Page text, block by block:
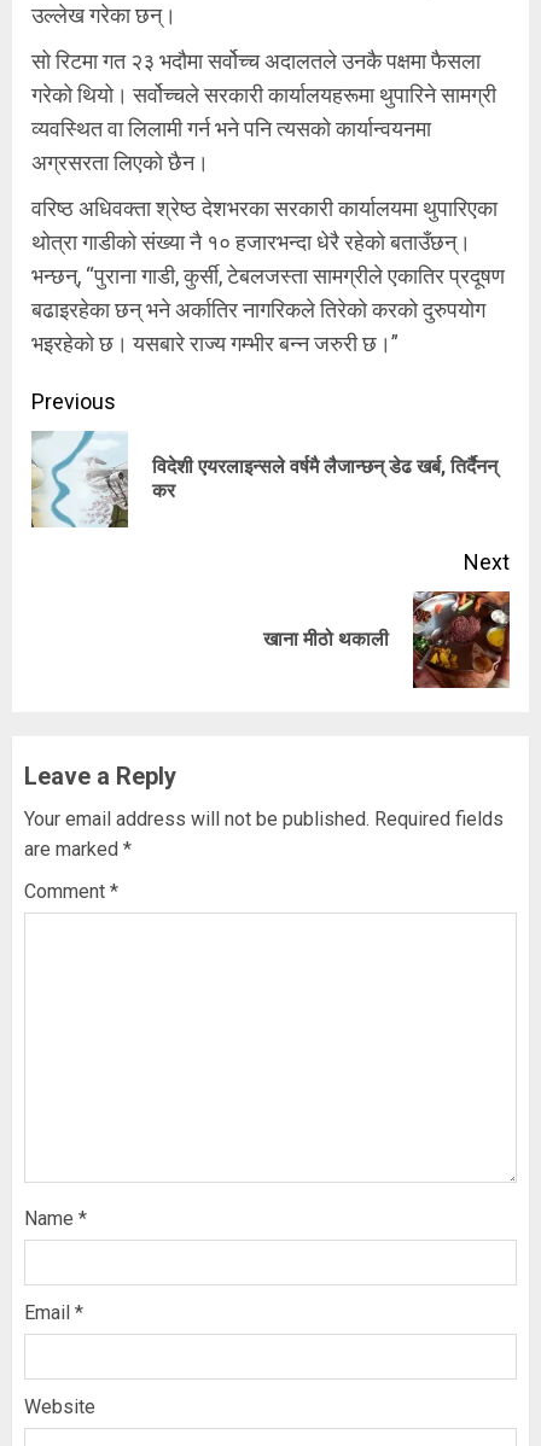
उल्लेख गरेका छन्।
सो रिटमा गत २३ भदौमा सर्वोच्च अदालतले उनकै पक्षमा फैसला
गरेको थियो। सर्वोच्चले सरकारी कार्यालयहरूमा थुपारिने सामग्री
व्यवस्थित वा लिलामी गर्न भने पनि त्यसको कार्यान्वयनमा
अग्रसरता लिएको छैन।
वरिष्ठ अधिवक्ता श्रेष्ठ देशभरका सरकारी कार्यालयमा थुपारिएका
थोत्रा गाडीको संख्या नै १० हजारभन्दा धेरै रहेको बताउँछन्।
भन्छन्, “पुराना गाडी, कुर्सी, टेबलजस्ता सामग्रीले एकातिर प्रदूषण
बढाइरहेका छन् भने अर्कातिर नागरिकले तिरेको करको दुरुपयोग
भइरहेको छ। यसबारे राज्य गम्भीर बन्न जरुरी छ।”
Continue
Reading
Previous
विदेशी एयरलाइन्सले वर्षमै लैजान्छन् डेढ खर्ब, तिर्दैनन्
कर
Next
खाना मीठो थकाली
Leave a Reply
Your email address will not be published. Required fields
are marked *
Comment *
Name *
Email *
Website